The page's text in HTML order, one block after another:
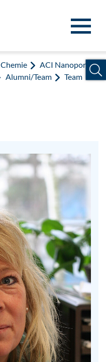
Chemie
ACI Nanoporöse
Alumni/Team Team